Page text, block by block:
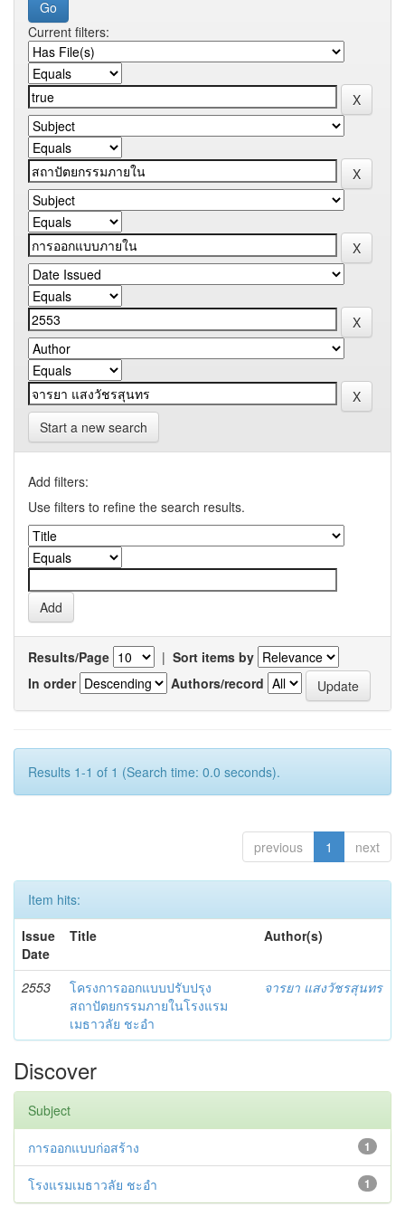
Current filters:
Start a new search
Add filters:
Use filters to refine the search results.
Results/Page | Sort items by
In order
Authors/record
Results 1-1 of 1 (Search time: 0.0 seconds).
previous 1 next
Item hits:
Issue
Date
Title Author(s)
2553
โครงการออกแบบปรับปรุง
สถาปัตยกรรมภายในโรงแรม
เมธาวลัย ชะอำ
จารยา แสงวัชรสุนทร
Discover
Subject
1
การออกแบบก่อสร้าง
1
โรงแรมเมธาวลัย ชะอำ